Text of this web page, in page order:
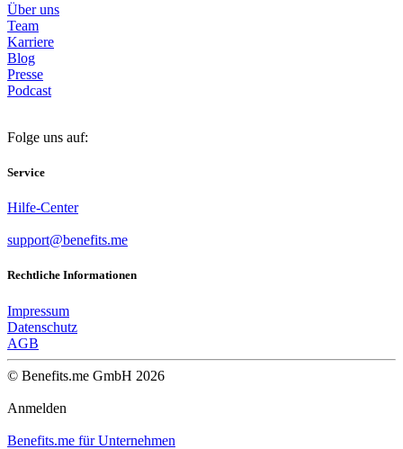
Über uns
Team
Karriere
Blog
Presse
Podcast
Folge uns auf:
Service
Hilfe-Center
support@benefits.me
Rechtliche Informationen
Impressum
Datenschutz
AGB
© Benefits.me GmbH 2026
Anmelden
Benefits.me für Unternehmen